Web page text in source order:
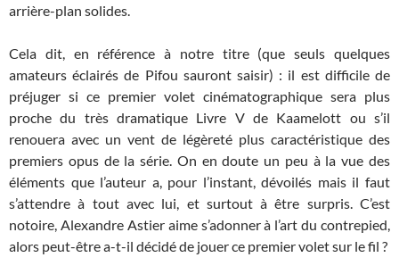
arrière-plan solides.
Cela dit, en référence à notre titre (que seuls quelques
amateurs éclairés de Pifou sauront saisir) : il est difficile de
préjuger si ce premier volet cinématographique sera plus
proche du très dramatique Livre V de Kaamelott ou s’il
renouera avec un vent de légèreté plus caractéristique des
premiers opus de la série. On en doute un peu à la vue des
éléments que l’auteur a, pour l’instant, dévoilés mais il faut
s’attendre à tout avec lui, et surtout à être surpris. C’est
notoire, Alexandre Astier aime s’adonner à l’art du contrepied,
alors peut-être a-t-il décidé de jouer ce premier volet sur le fil ?